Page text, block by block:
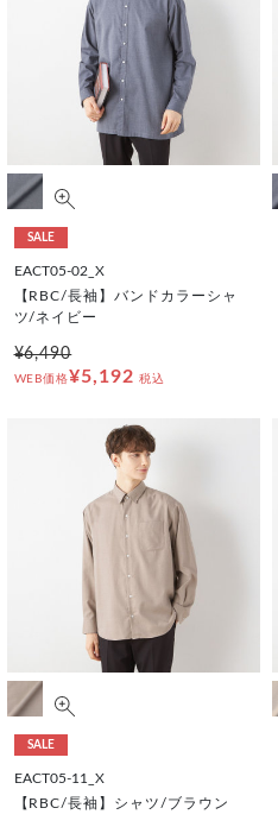
SALE
EACT05-02_X
【RBC/長袖】バンドカラーシャ
ツ/ネイビー
¥6,490
WEB価格¥5,192 税込
SALE
EACT05-11_X
【RBC/長袖】シャツ/ブラウン